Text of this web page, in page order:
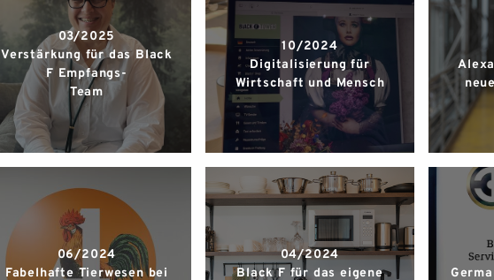
03/2025
Verstärkung für das Black
F Empfangs-
Team
10/2024
Digitalisierung für
Wirtschaft und Mensch
06/2024
Fabelhafte Tierwesen bei
04/2024
Black F für das eigene